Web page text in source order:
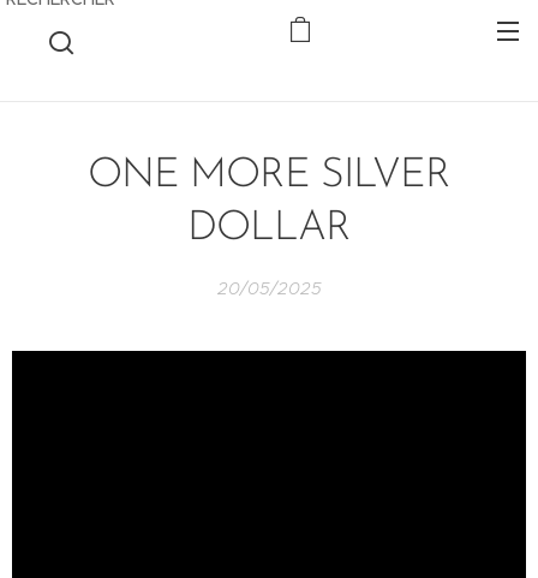
ONE MORE SILVER
DOLLAR
20/05/2025